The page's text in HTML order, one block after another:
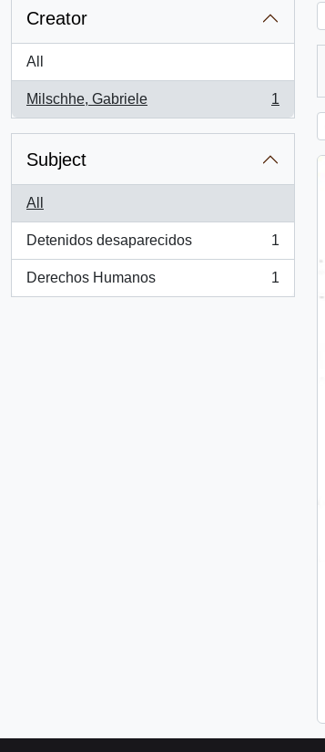
Creator
All
Milschhe, Gabriele
, 1 results
1
Subject
All
Detenidos desaparecidos
, 1 results
1
Derechos Humanos
, 1 results
1